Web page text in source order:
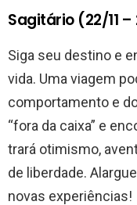
Sagitário (22/11 –
Siga seu destino e
vida. Uma viagem
comportamento e
“fora da caixa” e
trará otimismo,
de liberdade.
novas experiências!